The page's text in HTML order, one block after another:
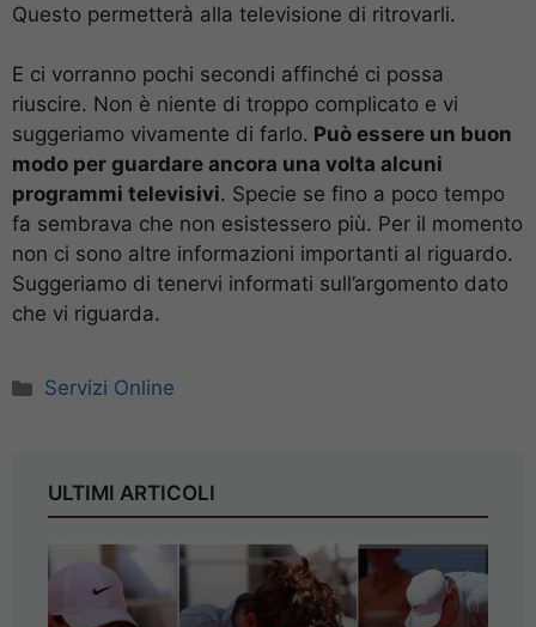
Questo permetterà alla televisione di ritrovarli.
E ci vorranno pochi secondi affinché ci possa
riuscire. Non è niente di troppo complicato e vi
suggeriamo vivamente di farlo. Può essere un buon
modo per guardare ancora una volta alcuni
programmi televisivi. Specie se fino a poco tempo
fa sembrava che non esistessero più. Per il momento
non ci sono altre informazioni importanti al riguardo.
Suggeriamo di tenervi informati sull’argomento dato
che vi riguarda.
Categorie
Servizi Online
ULTIMI ARTICOLI